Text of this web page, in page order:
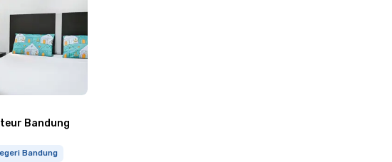
Bandung
Bandung